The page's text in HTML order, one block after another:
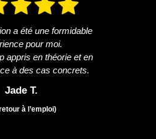
a été une formidable
pour moi.
appris en théorie et en
à des cas concrets.
Jade T.
à l’emploi)